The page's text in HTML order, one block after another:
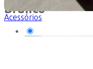
Acessórios
Branco